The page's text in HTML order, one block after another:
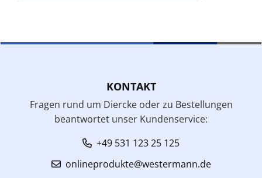
KONTAKT
Fragen rund um Diercke oder zu Bestellungen
beantwortet unser Kundenservice:
+49 531 123 25 125
onlineprodukte@westermann.de